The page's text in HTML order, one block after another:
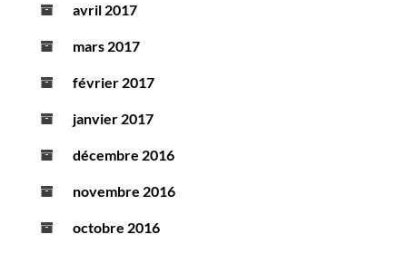
avril 2017
mars 2017
février 2017
janvier 2017
décembre 2016
novembre 2016
octobre 2016